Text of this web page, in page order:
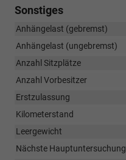
Sonstiges
Anhängelast (gebremst)
Anhängelast (ungebremst)
Anzahl Sitzplätze
Anzahl Vorbesitzer
Erstzulassung
Kilometerstand
Leergewicht
Nächste Hauptuntersuchung